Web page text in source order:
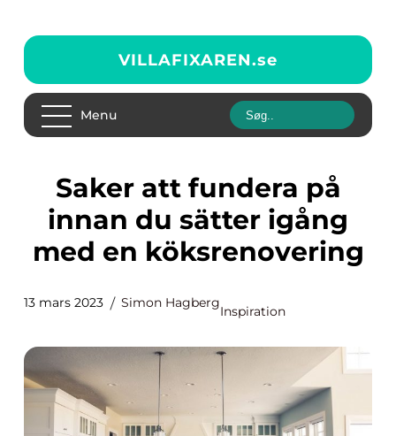
VILLAFIXAREN.se
Menu
Saker att fundera på
innan du sätter igång
med en köksrenovering
13 mars 2023 Simon Hagberg
Inspiration